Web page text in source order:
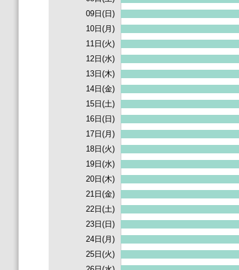
09日(日)
10日(月)
11日(火)
12日(水)
13日(木)
14日(金)
15日(土)
16日(日)
17日(月)
18日(火)
19日(水)
20日(木)
21日(金)
22日(土)
23日(日)
24日(月)
25日(火)